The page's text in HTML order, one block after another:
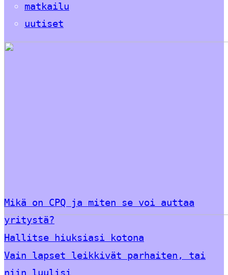
matkailu
uutiset
Mikä on CPQ ja miten se voi auttaa
yritystä?
Hallitse hiuksiasi kotona
Vain lapset leikkivät parhaiten, tai
niin luulisi